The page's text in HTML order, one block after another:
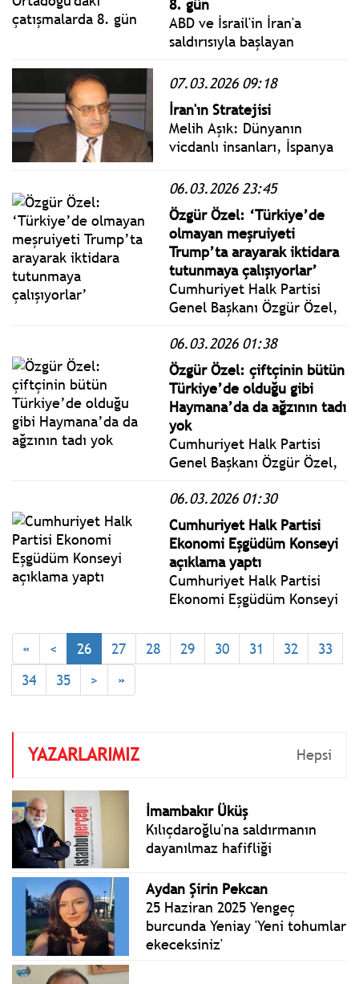
8. gün
ABD ve İsrail'in İran'a
saldırısıyla başlayan
sekizinci gününe girdi.
07.03.2026 09:18
İran'ın Stratejisi
Melih Aşık: Dünyanın
vicdanlı insanları, İspanya
Sanchez’in ABD ve İsrail’e
yönelik protestosunu
alkışlıyor.
06.03.2026 23:45
Özgür Özel: ‘Türkiye’de
olmayan meşruiyeti
Trump’ta arayarak iktidara
tutunmaya çalışıyorlar’
Cumhuriyet Halk Partisi
Genel Başkanı Özgür Özel,
Millet İradesine Sahip
Çıkıyor Mitingine katıldı.
Tutuklu Bolu Belediye
Başkanı Tanju Özcan’ın
annesi ve babasıyla birlikte
vatandaşların karşısına çıktı
06.03.2026 01:38
Özgür Özel: çiftçinin bütün
Türkiye’de olduğu gibi
Haymana’da da ağzının tadı
yok
Cumhuriyet Halk Partisi
Genel Başkanı Özgür Özel,
Çiftçiler Buluşması İftar
Programı’na katıldı.
06.03.2026 01:30
Cumhuriyet Halk Partisi
Ekonomi Eşgüdüm Konseyi
açıklama yaptı
Cumhuriyet Halk Partisi
Ekonomi Eşgüdüm Konseyi
Mart 2026 tarihinde
gerçekleştirdi.
« < 26 27 28 29 30 31 32
33
34
35 > »
YAZARLARIMIZ Hepsi
İmambakır Üküş
Kılıçdaroğlu'na saldırmanın
dayanılmaz hafifliği
Aydan Şirin Pekcan
25 Haziran 2025 Yengeç
burcunda Yeniay 'Yeni tohumlar
ekeceksiniz'